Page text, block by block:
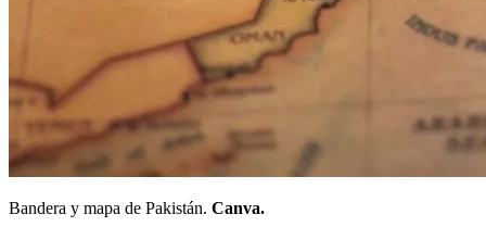
Bandera y mapa de Pakistán. Canva.